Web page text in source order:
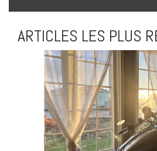
ARTICLES LES PLUS